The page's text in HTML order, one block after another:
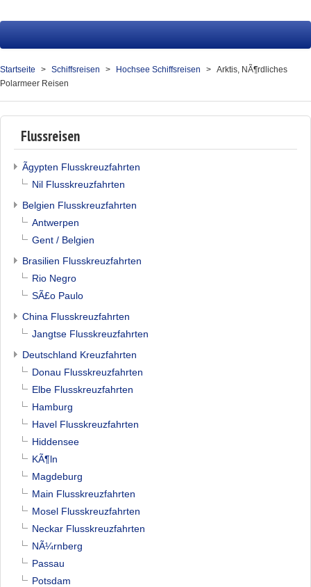
Hochsee
Service
Über uns
Kontakt
Startseite Schiffsreisen Hochsee Schiffsreisen
Arktis, NÃ¶rdliches
Polarmeer Reisen
Flussreisen
Ãgypten Flusskreuzfahrten
Nil Flusskreuzfahrten
Belgien Flusskreuzfahrten
Antwerpen
Gent / Belgien
Brasilien Flusskreuzfahrten
Rio Negro
SÃ£o Paulo
China Flusskreuzfahrten
Jangtse Flusskreuzfahrten
Deutschland Kreuzfahrten
Donau Flusskreuzfahrten
Elbe Flusskreuzfahrten
Hamburg
Havel Flusskreuzfahrten
Hiddensee
KÃ¶ln
Magdeburg
Main Flusskreuzfahrten
Mosel Flusskreuzfahrten
Neckar Flusskreuzfahrten
NÃ¼rnberg
Passau
Potsdam